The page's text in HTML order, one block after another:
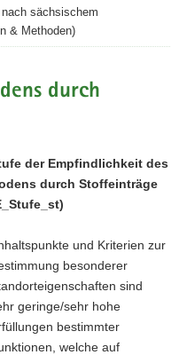
sächsischem
& Methoden)
durch
der Empfindlichkeit des
durch Stoffeinträge
und Kriterien zur
besonderer
sind
geringe/sehr hohe
bestimmter
welche auf